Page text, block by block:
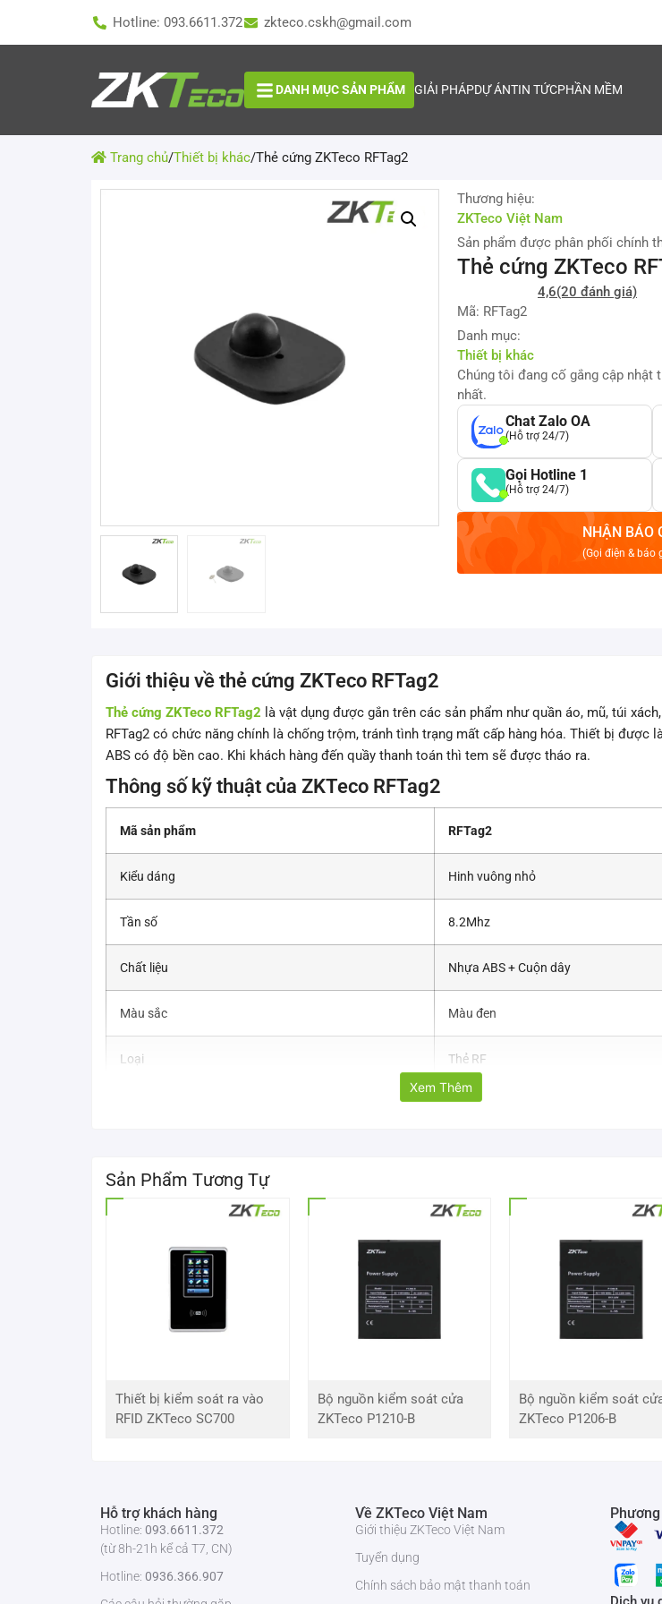
Hotline: 093.6611.372 zkteco.cskh@gmail.com
DANH MỤC SẢN PHẨM GIẢI PHÁPDỰ ÁNTIN TỨCPHẦN MỀM
Trang chủ/Thiết bị khác/Thẻ cứng ZKTeco RFTag2
Thương hiệu:
ZKTeco Việt Nam
Sản phẩm được phân phối chính
Thẻ cứng ZKTeco
4,6(20 đánh giá)
Mã: RFTag2
Danh mục:
Thiết bị khác
Chúng tôi đang cố gắng cập nhật
nhất.
Chat Zalo OA
(Hỗ trợ 24/7)
Gọi Hotline 1
(Hỗ trợ 24/7)
NHẬN BÁO
(Gọi điện & báo
Giới thiệu về thẻ cứng ZKTeco RFTag2
Thẻ cứng ZKTeco RFTag2 là vật dụng được gắn trên các sản phẩm như quần áo, mũ, túi
RFTag2 có chức năng chính là chống trộm, tránh tình trạng mất cấp hàng hóa. Thiết bị được
ABS có độ bền cao. Khi khách hàng đến quầy thanh toán thì tem sẽ được tháo ra.
Thông số kỹ thuật của ZKTeco RFTag2
Mã sản phẩm RFTag2
Kiểu dáng Hinh vuông nhỏ
Tần số 8.2Mhz
Chất liệu Nhựa ABS + Cuộn dây
Màu sắc Màu đen
Loại Thẻ RF
48 x 42 mm
Trọng lượng
thẻ cứng ZKTeco RFTag2 được phân phối chính hãng bởi ZKTeco Việt Nam, đảm
bảo hành và hỗ trợ kỹ thuật tốt nhất.
Xem Thêm
Sản Phẩm Tương Tự
Thiết bị kiểm soát ra vào
RFID ZKTeco SC700
Bộ nguồn kiểm soát cửa
ZKTeco P1210-B
Bộ nguồn kiểm soát
ZKTeco P1206-B
Hỗ trợ khách hàng
Hotline: 093.6611.372
(từ 8h-21h kể cả T7, CN)
Hotline: 0936.366.907
Về ZKTeco Việt Nam
Giới thiệu ZKTeco Việt Nam
Tuyển dụng
Chính sách bảo mật thanh toán